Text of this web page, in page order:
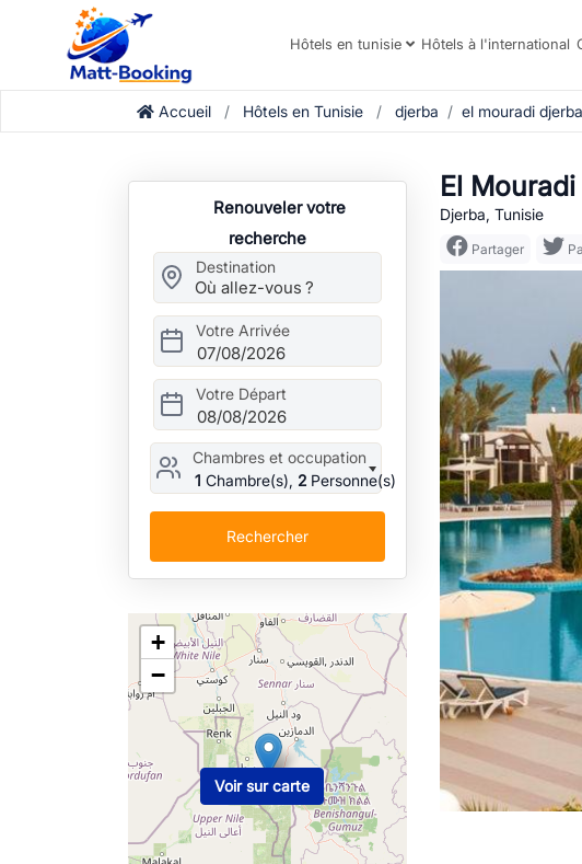
Hôtels en tunisie Hôtels à l'international
Accueil Hôtels en Tunisie djerba el mouradi
Renouveler votre
recherche
Destination
Votre Arrivée
07/08/2026
Votre Départ
08/08/2026
Chambres et occupation
1 Chambre(s), 2 Personne(s)
Rechercher
+
−
Voir sur carte
El
Djerba, Tunisie
Partager